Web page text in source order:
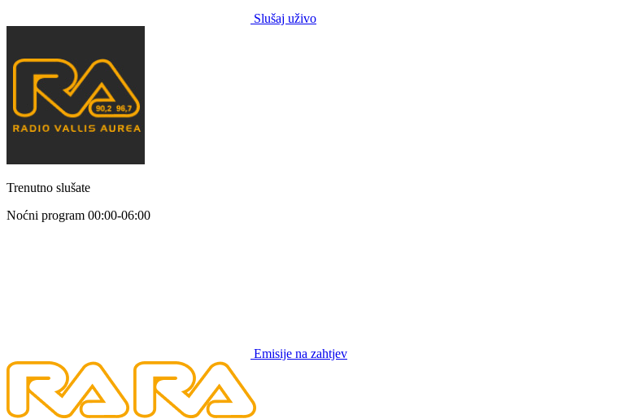
Slušaj uživo
Trenutno slušate
Noćni program 00:00-06:00
Emisije na zahtjev